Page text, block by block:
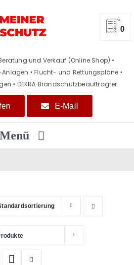
und Verkauf (Online Shop) •
Anlagen • Flucht- und Rettungspläne •
• DEKRA Brandschutzbeauftragter
E-Mail
0
Menü